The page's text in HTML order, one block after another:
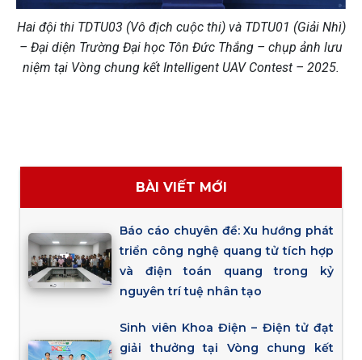
Hai đội thi TDTU03 (Vô địch cuộc thi) và TDTU01 (Giải Nhì)
– Đại diện Trường Đại học Tôn Đức Thắng – chụp ảnh lưu
niệm tại Vòng chung kết Intelligent UAV Contest – 2025.
BÀI VIẾT MỚI
Báo cáo chuyên đề: Xu hướng phát
triển công nghệ quang tử tích hợp
và điện toán quang trong kỷ
nguyên trí tuệ nhân tạo
Sinh viên Khoa Điện – Điện tử đạt
giải thưởng tại Vòng chung kết